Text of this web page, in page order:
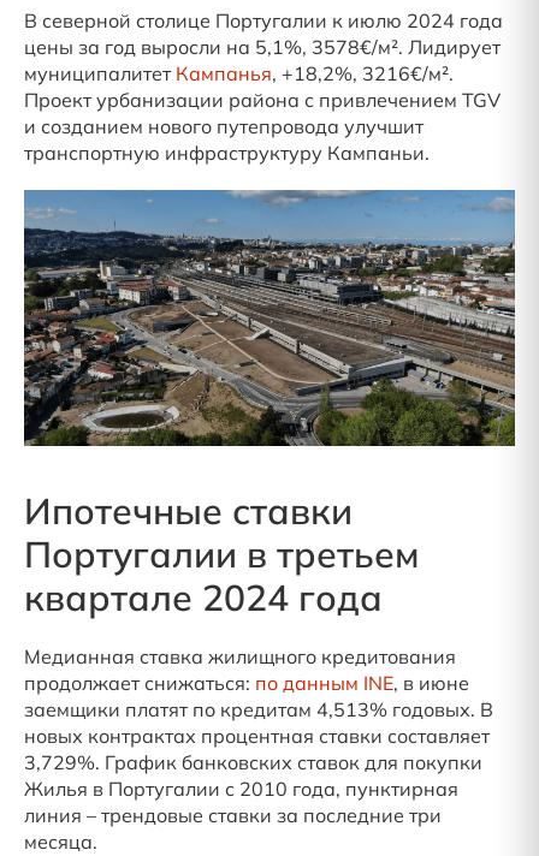
В северной столице Португалии к июлю 2024 года
цены за год выросли на 5,1%, 3578€/м². Лидирует
муниципалитет Кампанья, +18,2%, 3216€/м².
Проект урбанизации района с привлечением TGV
и созданием нового путепровода улучшит
транспортную инфраструктуру Кампаньи.
Ипотечные ставки
Португалии в третьем
квартале 2024 года
Медианная ставка жилищного кредитования
продолжает снижаться: по данным INE, в июне
заемщики платят по кредитам 4,513% годовых. В
новых контрактах процентная ставки составляет
3,729%. График банковских ставок для покупки
Жилья в Португалии с 2010 года, пунктирная
линия – трендовые ставки за последние три
месяца.